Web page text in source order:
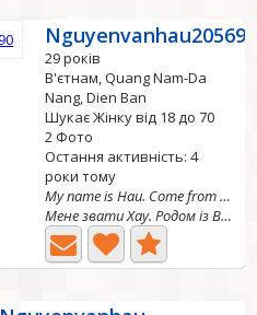
Nguyenvanhau205690
29 років
В'єтнам, Quang Nam-Da
Nang, Dien Ban
Шукає Жінку від 18 до 70
2 Фото
Остання активність: 4
роки тому
My name is Hau. Come from Viet Nam. ❤
Мене звати Хау. Родом із В'єтнаму. На даний момент я...